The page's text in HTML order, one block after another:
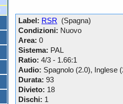
Label: RSR (Spagna)
Condizioni: Nuovo
Area: 0
Sistema: PAL
Ratio: 4/3 - 1.66:1
Audio: Spagnolo (2.0), Inglese
Durata: 93
Divieto: 18
Dischi: 1